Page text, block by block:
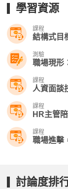
學習資源
課程
結構式目
測驗
職場現形
課程
人資面談
課程
HR主管
課程
職場進擊
討論度排